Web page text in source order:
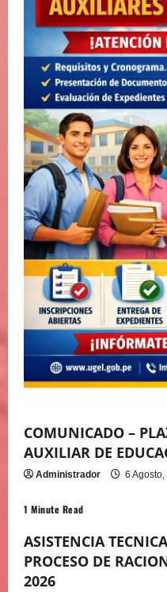
COMUNICADO –
AUXILIAR DE
Administrador 6 Agosto,
1 Minute Read
ASISTENCIA
PROCESO DE
2026